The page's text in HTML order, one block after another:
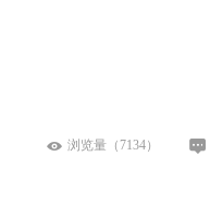
浏览量（7134）